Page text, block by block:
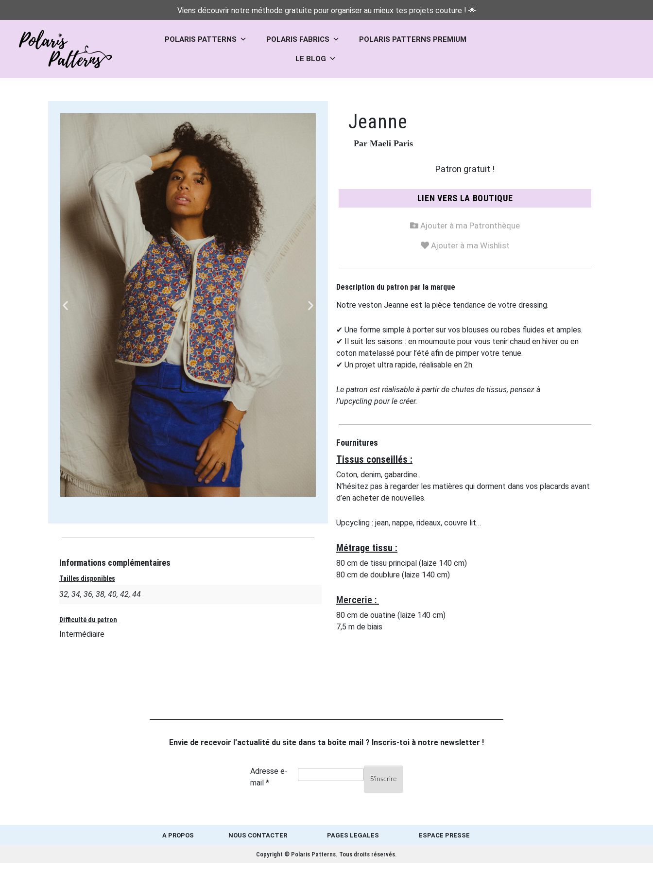
Viens découvrir notre méthode gratuite pour organiser au mieux tes projets couture ! 🌟
POLARIS PATTERNS POLARIS FABRICS POLARIS PATTERNS PREMIUM
LE BLOG
Informations complémentaires
Tailles disponibles
32, 34, 36, 38, 40, 42, 44
Difficulté du patron
Intermédiaire
Jeanne
Par Maeli Paris
Patron gratuit !
LIEN VERS LA BOUTIQUE
Ajouter à ma Patronthèque
Ajouter à ma Wishlist
Description du patron par la marque
Notre veston Jeanne est la pièce tendance de votre dressing.
✔ Une forme simple à porter sur vos blouses ou robes fluides et amples.
✔ Il suit les saisons : en moumoute pour vous tenir chaud en hiver ou en
coton matelassé pour l’été afin de pimper votre tenue.
✔ Un projet ultra rapide, réalisable en 2h.
Le patron est réalisable à partir de chutes de tissus, pensez à
l’upcycling pour le créer.
Fournitures
Tissus conseillés :
Coton, denim, gabardine..
N’hésitez pas à regarder les matières qui dorment dans vos placards avant
d’en acheter de nouvelles.
Upcycling : jean, nappe, rideaux, couvre lit…
Métrage tissu :
80 cm de tissu principal (laize 140 cm)
80 cm de doublure (laize 140 cm)
Mercerie :
80 cm de ouatine (laize 140 cm)
7,5 m de biais
Envie de recevoir l’actualité du site dans ta boîte mail ? Inscris-toi à notre newsletter !
Adresse e-
mail *
A PROPOS NOUS CONTACTER PAGES LEGALES ESPACE PRESSE
Copyright © Polaris Patterns. Tous droits réservés.